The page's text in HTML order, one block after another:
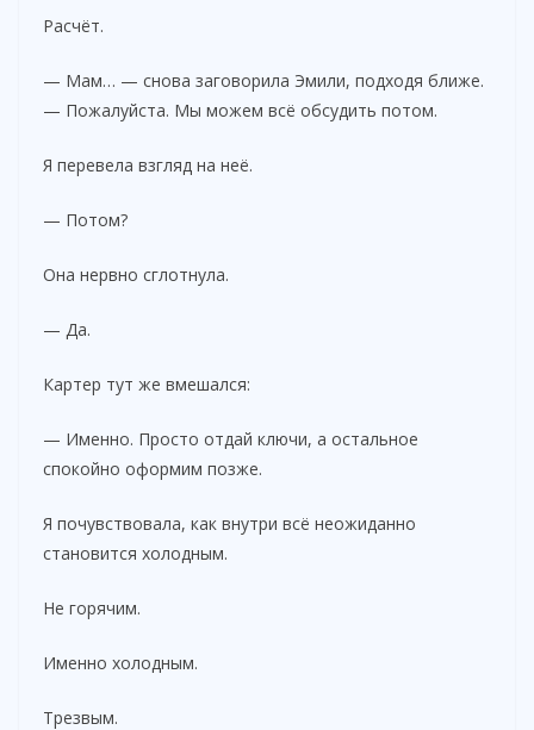
Расчёт.
— Мам… — снова заговорила Эмили, подходя ближе.
— Пожалуйста. Мы можем всё обсудить потом.
Я перевела взгляд на неё.
— Потом?
Она нервно сглотнула.
— Да.
Картер тут же вмешался:
— Именно. Просто отдай ключи, а остальное
спокойно оформим позже.
Я почувствовала, как внутри всё неожиданно
становится холодным.
Не горячим.
Именно холодным.
Трезвым.